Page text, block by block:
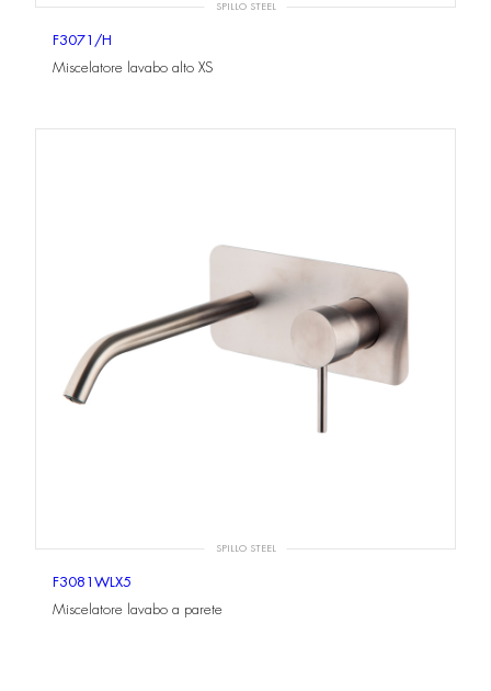
SPILLO STEEL
F3071/H
Miscelatore lavabo alto XS
SPILLO STEEL
F3081WLX5
Miscelatore lavabo a parete